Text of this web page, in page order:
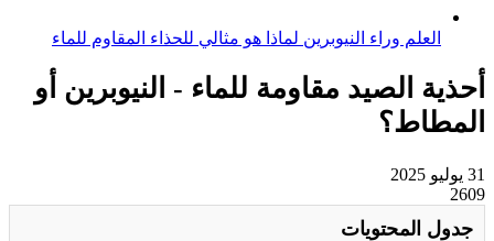
العلم وراء النيوبرين لماذا هو مثالي للحذاء المقاوم للماء
أحذية الصيد مقاومة للماء - النيوبرين أو
المطاط؟
31 يوليو 2025
2609
جدول المحتويات